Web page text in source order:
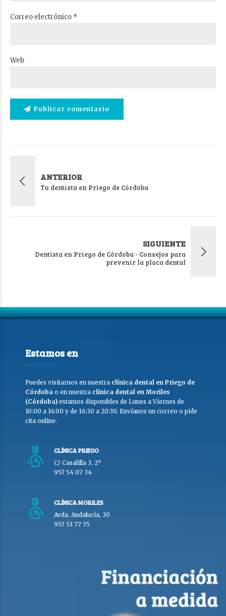
Correo electrónico *
Web
Publicar comentario
ANTERIOR
Tu dentista en Priego de Córdoba
SIGUIENTE
Dentista en Priego de Córdoba - Consejos para
prevenir la placa dental
Estamos en
Puedes visitarnos en nuestra clínica dental en Priego de
Córdoba o en nuestra clínica dental en Moriles
(Córdoba) estamos disponibles de Lunes a Viernes de
10:00 a 14:00 y de 16:30 a 20:30. Envíanos un correo o pide
cita online.
CLÍNICA PRIEGO
C/ Casalilla 3, 2º
957 54 07 34
CLÍNICA MORILES
Avda. Andalucía, 30
957 53 77 75